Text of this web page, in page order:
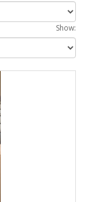
Show: